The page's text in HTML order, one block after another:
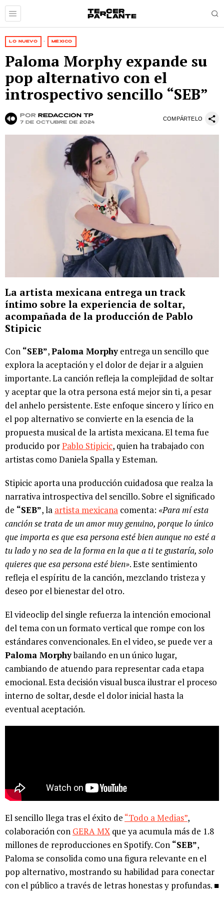
LO NUEVO · MÉXICO
Paloma Morphy expande su
pop alternativo con el
introspectivo sencillo “SEB”
por Redacción TP
7 de octubre de 2024
COMPÁRTELO
La artista mexicana entrega un track
íntimo sobre la experiencia de soltar,
acompañada de la producción de Pablo
Stipicic
Con “SEB”,Paloma Morphyentrega un sencillo que
explora la aceptación y el dolor de dejar ir a alguien
importante. La canción refleja la complejidad de soltar
y aceptar que la otra persona está mejor sin ti, a pesar
del anhelo persistente. Este enfoque sincero y lírico en
el pop alternativo se convierte en la esencia de la
propuesta musical de la artista mexicana. El tema fue
producido porPablo Stipicic, quien ha trabajado con
artistas como Daniela Spalla y Esteman.
Stipicic aporta una producción cuidadosa que realza la
narrativa introspectiva del sencillo. Sobre el significado
de “SEB”, la artista mexicana comenta: «Para mí esta
canción se trata de un amor muy genuino, porque lo único
que importa es que esa persona esté bien aunque no esté a
tu lado y no sea de la forma en la que a ti te gustaría, solo
quieres que esa persona esté bien». Este sentimiento
refleja el espíritu de la canción, mezclando tristeza y
deseo por el bienestar del otro.
El videoclip del single refuerza la intención emocional
del tema con un formato vertical que rompe con los
estándares convencionales. En el video, se puede ver a
Paloma Morphybailando en un único lugar,
cambiando de atuendo para representar cada etapa
emocional. Esta decisión visual busca ilustrar el proceso
interno de soltar, desde el dolor inicial hasta la
eventual aceptación.
El sencillo llega tras el éxito de “Todo a Medias”,
colaboración con GERA MXque ya acumula más de 1.8
millones de reproducciones en Spotify. Con “SEB”,
Paloma se consolida como una figura relevante en el
pop alternativo, mostrando su habilidad para conectar
con el público a través de letras honestas y profundas. ■